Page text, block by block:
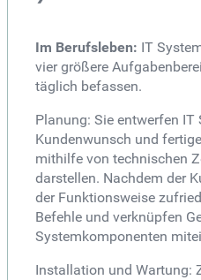
Im Berufsleben: IT
vier größere
täglich befassen.
Planung: Sie entwerfen IT
Kundenwunsch und
mithilfe von technischen
darstellen. Nachdem der
der Funktionsweise
Befehle und verknüpfen
Systemkomponenten
Installation und Wartung: